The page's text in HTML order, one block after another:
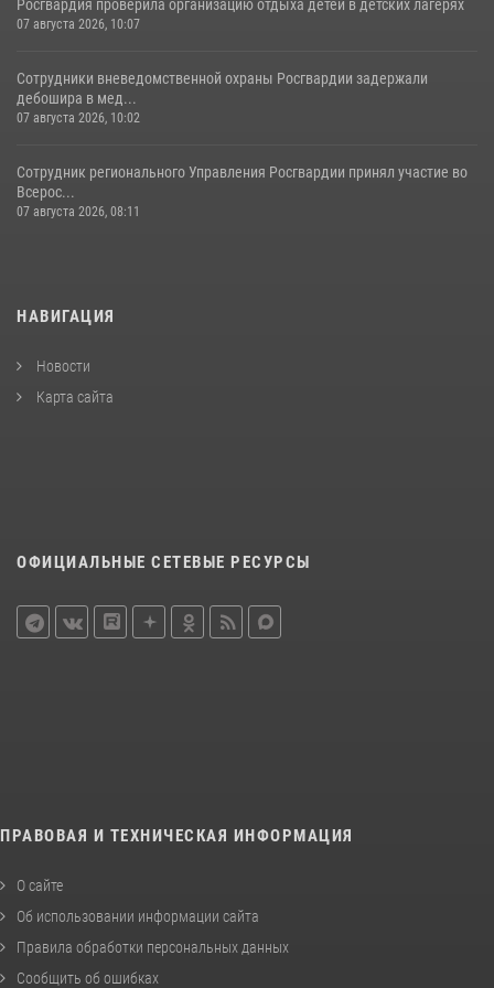
Росгвардия проверила организацию отдыха детей в детских лагерях
07 августа 2026, 10:07
Сотрудники вневедомственной охраны Росгвардии задержали
дебошира в мед...
07 августа 2026, 10:02
Сотрудник регионального Управления Росгвардии принял участие во
Всерос...
07 августа 2026, 08:11
НАВИГАЦИЯ
Новости
Карта сайта
ОФИЦИАЛЬНЫЕ СЕТЕВЫЕ РЕСУРСЫ
ПРАВОВАЯ И ТЕХНИЧЕСКАЯ ИНФОРМАЦИЯ
О сайте
Об использовании информации сайта
Правила обработки персональных данных
Сообщить об ошибках